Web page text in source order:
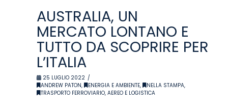
AUSTRALIA, UN
MERCATO LONTANO E
TUTTO DA SCOPRIRE PER
L’ITALIA
25 LUGLIO 2022
ANDREW PATON, ENERGIA E AMBIENTE, NELLA STAMPA,
TRASPORTO FERROVIARIO, AEREO E LOGISTICA